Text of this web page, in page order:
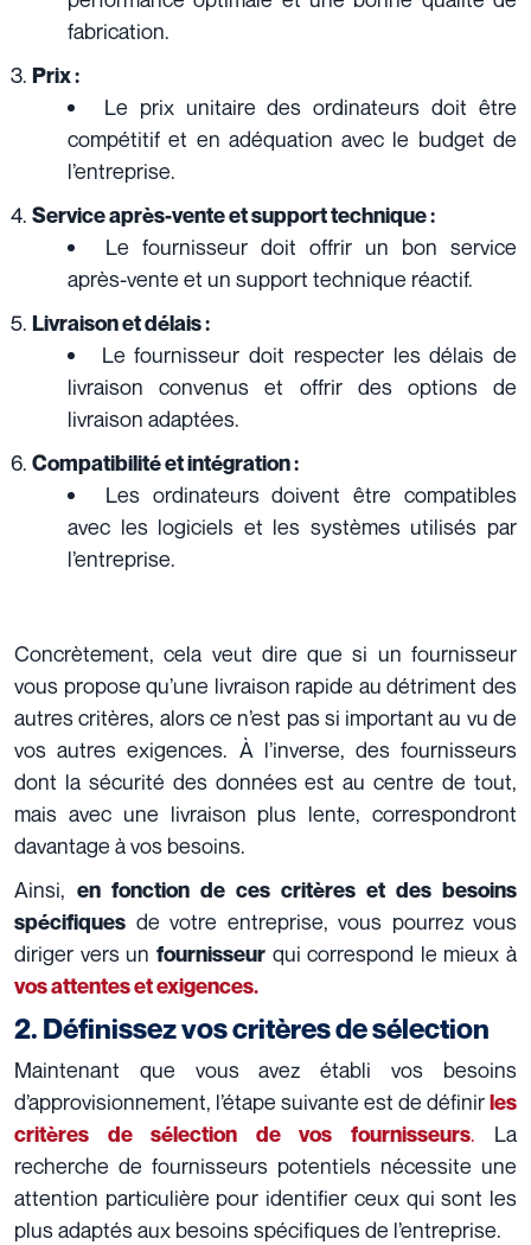
fabrication.
Prix :
Le prix unitaire des ordinateurs doit être
compétitif et en adéquation avec le budget de
l’entreprise.
Service après-vente et support technique :
Le fournisseur doit offrir un bon service
après-vente et un support technique réactif.
Livraison et délais :
Le fournisseur doit respecter les délais de
livraison convenus et offrir des options de
livraison adaptées.
Compatibilité et intégration :
Les ordinateurs doivent être compatibles
avec les logiciels et les systèmes utilisés par
l’entreprise.
Concrètement, cela veut dire que si un fournisseur
vous propose qu’une livraison rapide au détriment des
autres critères, alors ce n’est pas si important au vu de
vos autres exigences. À l’inverse, des fournisseurs
dont la sécurité des données est au centre de tout,
mais avec une livraison plus lente, correspondront
davantage à vos besoins.
Ainsi, en fonction de ces critères et des besoins
spécifiques de votre entreprise, vous pourrez vous
diriger vers un fournisseurqui correspond le mieux à
vos attentes et exigences.
2. Définissez vos critères de sélection
Maintenant que vous avez établi vos besoins
d’approvisionnement, l’étape suivante est de définirles
critères de sélection de vos fournisseurs. ​​La
recherche de fournisseurs potentiels nécessite une
attention particulière pour identifier ceux qui sont les
plus adaptés aux besoins spécifiques de l’entreprise.